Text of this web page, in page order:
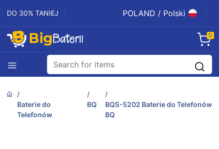
DO 30% TANIEJ POLAND / Polski
0
Baterie do
Telefonów
BQ
BQS-5202 Baterie do Telefonów
BQ